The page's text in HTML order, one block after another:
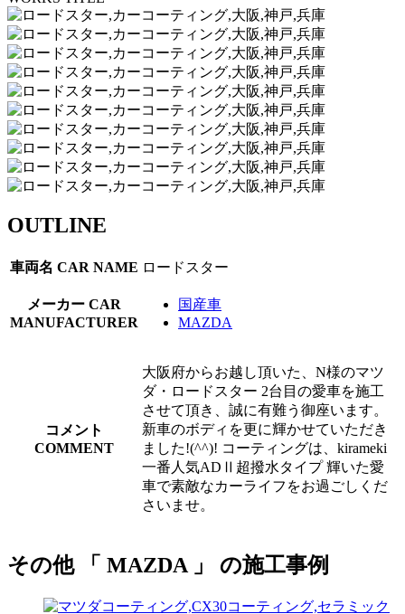
OUTLINE
車両名 CAR NAME ロードスター
メーカー CAR
MANUFACTURER
国産車
MAZDA
コメント
COMMENT
大阪府からお越し頂いた、N様のマツ
ダ・ロードスター 2台目の愛車を施工
させて頂き、誠に有難う御座います。
新車のボディを更に輝かせていただき
ました!(^^)! コーティングは、kirameki
一番人気ADⅡ超撥水タイプ 輝いた愛
車で素敵なカーライフをお過ごしくだ
さいませ。
その他 「 MAZDA 」 の施工事例